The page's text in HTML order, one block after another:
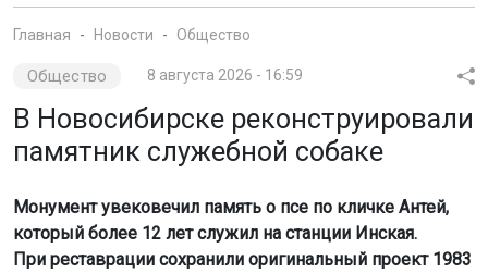
Главная Новости Общество
Общество 8 августа 2026 - 16:59
В Новосибирске реконструировали
памятник служебной собаке
Монумент увековечил память о псе по кличке Антей,
который более 12 лет служил на станции Инская.
При реставрации сохранили оригинальный проект 1983